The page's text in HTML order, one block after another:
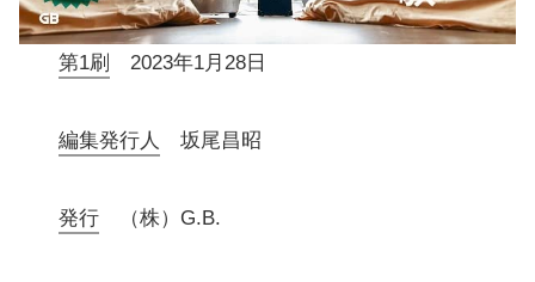
第1刷 2023年1月28日
編集発行人 坂尾昌昭
発行 （株）G.B.